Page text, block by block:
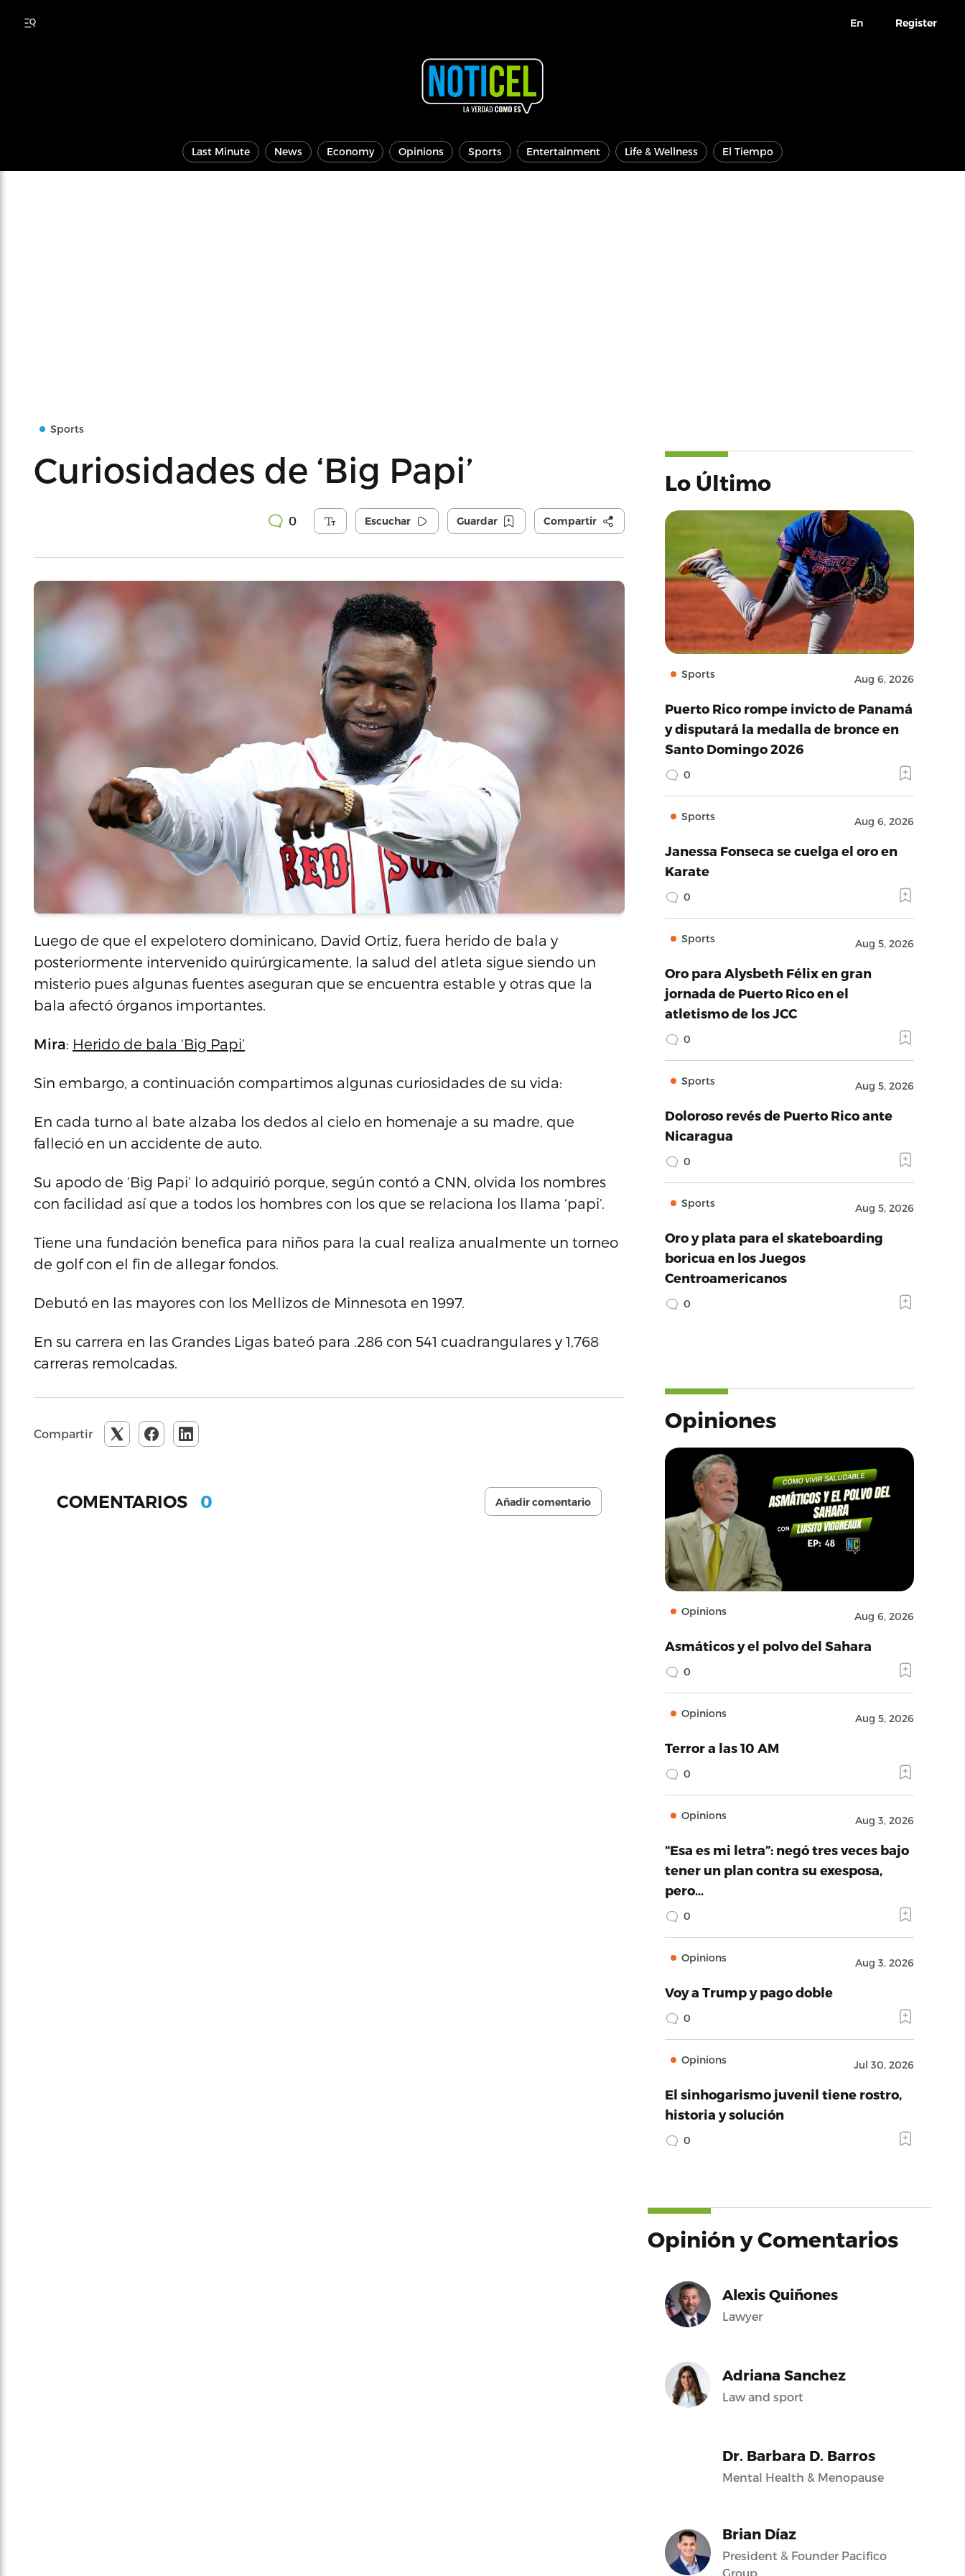
En Register
Last Minute News Economy Opinions Sports Entertainment Life & Wellness El Tiempo
Sports
Curiosidades de ‘Big Papi’
0 Escuchar Guardar Compartir
Luego de que el expelotero dominicano, David Ortiz, fuera herido de bala y
posteriormente intervenido quirúrgicamente, la salud del atleta sigue siendo un
misterio pues algunas fuentes aseguran que se encuentra estable y otras que la
bala afectó órganos importantes.
Mira: Herido de bala ‘Big Papi’
Sin embargo, a continuación compartimos algunas curiosidades de su vida:
En cada turno al bate alzaba los dedos al cielo en homenaje a su madre, que
falleció en un accidente de auto.
Su apodo de ‘Big Papi’ lo adquirió porque, según contó a CNN, olvida los nombres
con facilidad así que a todos los hombres con los que se relaciona los llama ‘papi’.
Tiene una fundación benefica para niños para la cual realiza anualmente un torneo
de golf con el fin de allegar fondos.
Debutó en las mayores con los Mellizos de Minnesota en 1997.
En su carrera en las Grandes Ligas bateó para .286 con 541 cuadrangulares y 1,768
carreras remolcadas.
Compartir
COMENTARIOS 0 Añadir comentario
Lo Último
Sports Aug 6, 2026
Puerto Rico rompe invicto de Panamá
y disputará la medalla de bronce en
Santo Domingo 2026
0
Sports Aug 6, 2026
Janessa Fonseca se cuelga el oro en
Karate
0
Sports Aug 5, 2026
Oro para Alysbeth Félix en gran
jornada de Puerto Rico en el
atletismo de los JCC
0
Sports Aug 5, 2026
Doloroso revés de Puerto Rico ante
Nicaragua
0
Sports Aug 5, 2026
Oro y plata para el skateboarding
boricua en los Juegos
Centroamericanos
0
Opiniones
Opinions Aug 6, 2026
Asmáticos y el polvo del Sahara
0
Opinions Aug 5, 2026
Terror a las 10 AM
0
Opinions Aug 3, 2026
“Esa es mi letra”: negó tres veces bajo
tener un plan contra su exesposa,
pero…
0
Opinions Aug 3, 2026
Voy a Trump y pago doble
0
Opinions Jul 30, 2026
El sinhogarismo juvenil tiene rostro,
historia y solución
0
Opinión y Comentarios
Alexis Quiñones
Lawyer
Adriana Sanchez
Law and sport
Dr. Barbara D. Barros
Mental Health & Menopause
Brian Díaz
President & Founder Pacifico
Group